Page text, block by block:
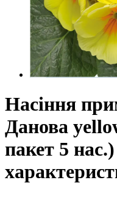
Насіння
Данова
пакет 5